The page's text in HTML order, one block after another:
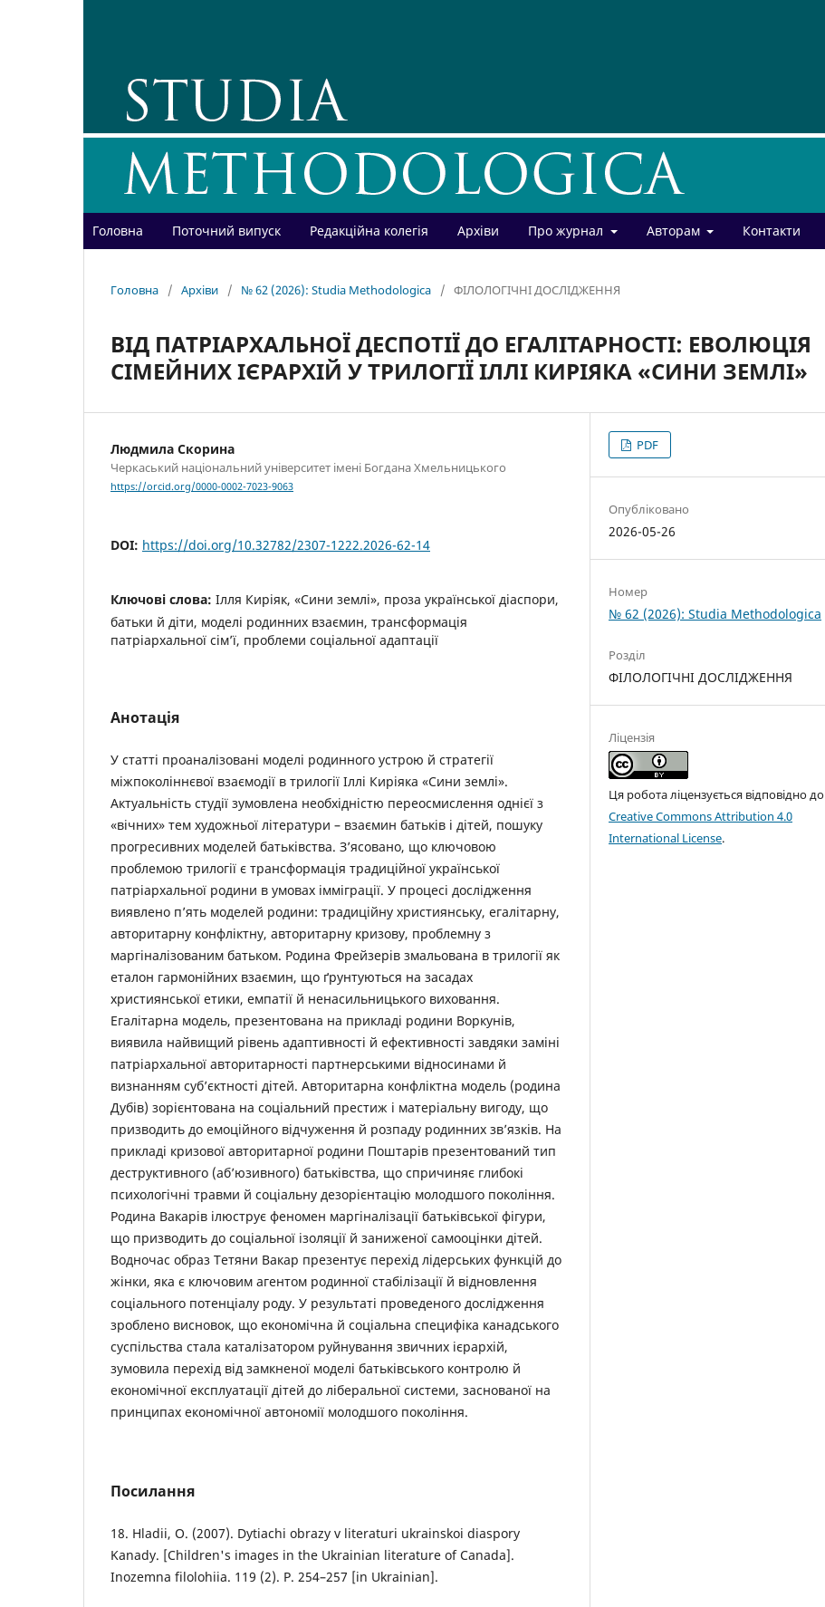
Головна Поточний випуск Редакційна колегія Архіви Про журнал Авторам Контакти
Головна / Архіви / № 62 (2026): Studia Methodologica / ФІЛОЛОГІЧНІ ДОСЛІДЖЕННЯ
ВІД ПАТРІАРХАЛЬНОЇ ДЕСПОТІЇ ДО ЕГАЛІТАРНОСТІ: ЕВОЛЮЦІЯ
СІМЕЙНИХ ІЄРАРХІЙ У ТРИЛОГІЇ ІЛЛІ КИРІЯКА «СИНИ ЗЕМЛІ»
Людмила Скорина
Черкаський національний університет імені Богдана Хмельницького
https://orcid.org/0000-0002-7023-9063
DOI: https://doi.org/10.32782/2307-1222.2026-62-14
Ключові слова: Ілля Киріяк, «Сини землі», проза української діаспори,
батьки й діти, моделі родинних взаємин, трансформація
патріархальної сім’ї, проблеми соціальної адаптації
Анотація
У статті проаналізовані моделі родинного устрою й стратегії
міжпоколіннєвої взаємодії в трилогії Іллі Киріяка «Сини землі».
Актуальність студії зумовлена необхідністю переосмислення однієї з
«вічних» тем художньої літератури – взаємин батьків і дітей, пошуку
прогресивних моделей батьківства. З’ясовано, що ключовою
проблемою трилогії є трансформація традиційної української
патріархальної родини в умовах імміграції. У процесі дослідження
виявлено п’ять моделей родини: традиційну християнську, егалітарну,
авторитарну конфліктну, авторитарну кризову, проблемну з
маргіналізованим батьком. Родина Фрейзерів змальована в трилогії як
еталон гармонійних взаємин, що ґрунтуються на засадах
християнської етики, емпатії й ненасильницького виховання.
Егалітарна модель, презентована на прикладі родини Воркунів,
виявила найвищий рівень адаптивності й ефективності завдяки заміні
патріархальної авторитарності партнерськими відносинами й
визнанням суб’єктності дітей. Авторитарна конфліктна модель (родина
Дубів) зорієнтована на соціальний престиж і матеріальну вигоду, що
призводить до емоційного відчуження й розпаду родинних зв’язків. На
прикладі кризової авторитарної родини Поштарів презентований тип
деструктивного (аб’юзивного) батьківства, що спричиняє глибокі
психологічні травми й соціальну дезорієнтацію молодшого покоління.
Родина Вакарів ілюструє феномен маргіналізації батьківської фігури,
що призводить до соціальної ізоляції й заниженої самооцінки дітей.
Водночас образ Тетяни Вакар презентує перехід лідерських функцій до
жінки, яка є ключовим агентом родинної стабілізації й відновлення
соціального потенціалу роду. У результаті проведеного дослідження
зроблено висновок, що економічна й соціальна специфіка канадського
суспільства стала каталізатором руйнування звичних ієрархій,
зумовила перехід від замкненої моделі батьківського контролю й
економічної експлуатації дітей до ліберальної системи, заснованої на
принципах економічної автономії молодшого покоління.
Посилання
18. Hladii, О. (2007). Dytiachi obrazy v literaturi ukrainskoi diaspory
Kanady. [Children's images in the Ukrainian literature of Canada].
Inozemna filolohiia. 119 (2). P. 254–257 [in Ukrainian].
PDF
Опубліковано
2026-05-26
Номер
№ 62 (2026): Studia Methodologica
Розділ
ФІЛОЛОГІЧНІ ДОСЛІДЖЕННЯ
Ліцензія
Ця робота ліцензується відповідно до
Creative Commons Attribution 4.0
International License.